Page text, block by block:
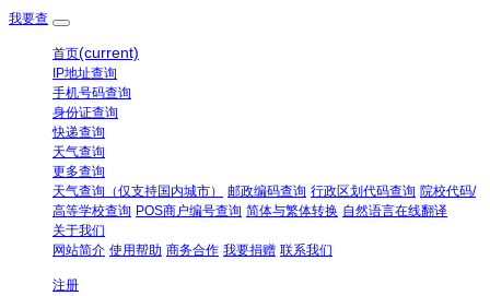
我要查
首页(current)
IP地址查询
手机号码查询
身份证查询
快递查询
天气查询
更多查询
天气查询（仅支持国内城市）
邮政编码查询 行政区划代码查询 院校代码/
高等学校查询 POS商户编号查询 简体与繁体转换 自然语言在线翻译
关于我们
网站简介 使用帮助 商务合作 我要捐赠 联系我们
注册